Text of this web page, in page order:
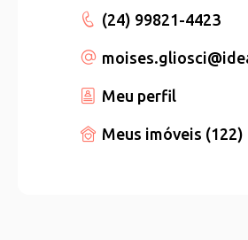
(24) 99821-4423
moises.gliosci
Meu perfil
Meus imóveis (122)